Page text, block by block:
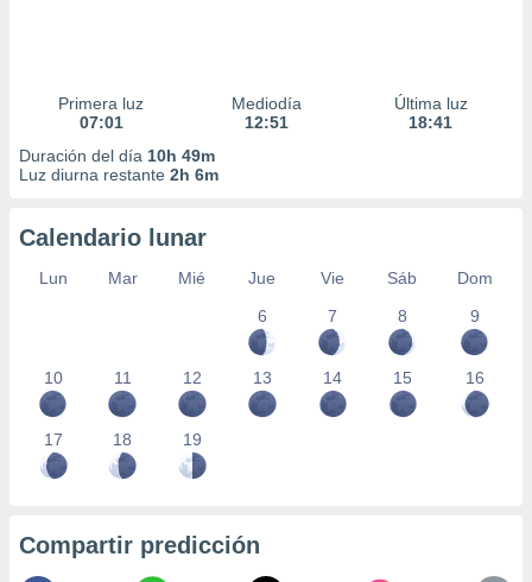
Primera luz
07:01
Mediodía
12:51
Última luz
18:41
Duración del día 10h 49m
Luz diurna restante 2h 6m
Calendario lunar
Lun Mar Mié Jue Vie Sáb
Dom
6
7 8 9
10 11 12 13 14 15 16
17 18 19
Compartir predicción